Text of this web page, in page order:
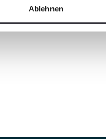
Ablehnen